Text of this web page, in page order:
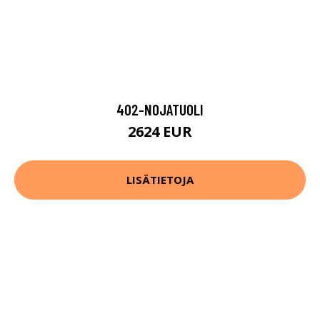
402-NOJATUOLI
2624 EUR
LISÄTIETOJA